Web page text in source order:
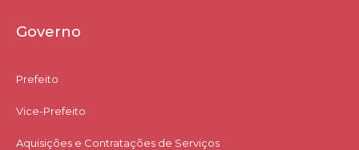
Governo
Prefeito
Vice-Prefeito
Aquisições e Contratações de Serviços​